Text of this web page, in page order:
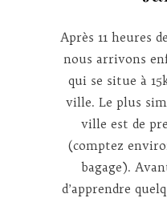
Après 11 heures
nous arrivons
qui se situe à
ville. Le plus
ville est de
(comptez
bagage).
d’apprendre